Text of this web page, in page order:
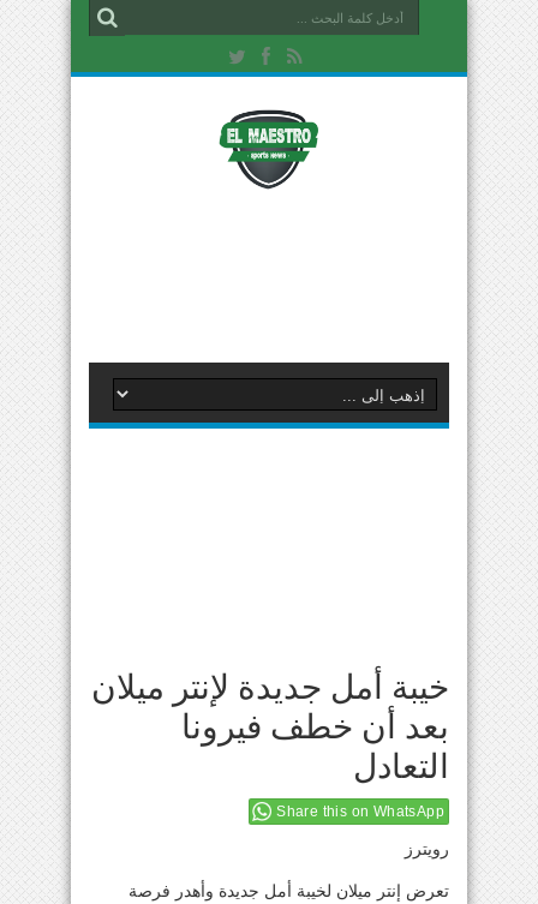
خيبة أمل جديدة لإنتر ميلان
بعد أن خطف فيرونا
التعادل
Share this on WhatsApp
رويترز
تعرض إنتر ميلان لخيبة أمل جديدة وأهدر فرصة